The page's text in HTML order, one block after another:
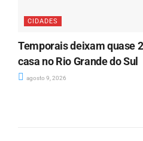
CIDADES
Temporais deixam quase
casa no Rio Grande do Sul
agosto 9, 2026